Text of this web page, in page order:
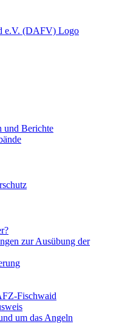
und Berichte
zur Ausübung der
Fischwaid
um das Angeln